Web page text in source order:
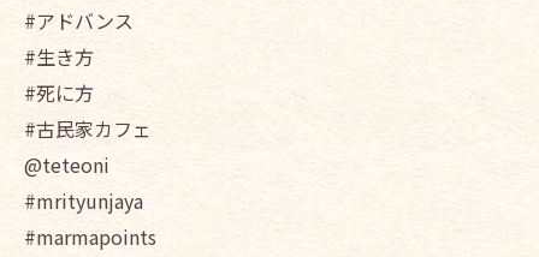
#アドバンス
#生き方
#死に方
#古民家カフェ
@teteoni
#mrityunjaya
#marmapoints